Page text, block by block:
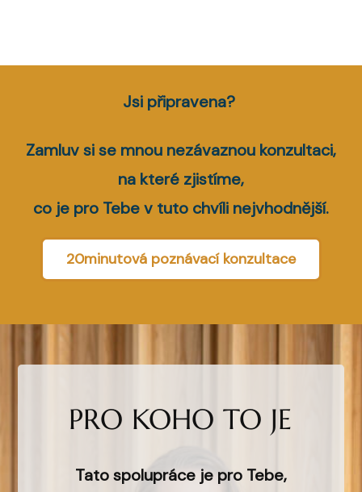
Jsi připravena?
Zamluv si se mnou nezávaznou konzultaci,
na které zjistíme,
co je pro Tebe v tuto chvíli nejvhodnější.
20minutová poznávací konzultace
PRO KOHO TO JE
Tato spolupráce je pro Tebe,